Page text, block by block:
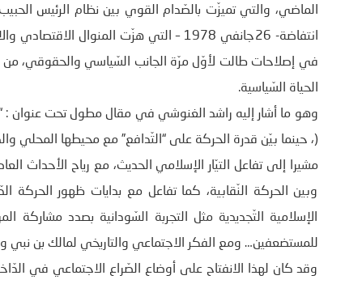
الماضي، والتي تميزّت بالصّدام القوي بين نظام الرئيس
انتفاضة- 26جانفي 1978 – التي هزّت
في إصلاحات طالت لأوّل مرّة الجانب السّياسي والحقوقي، من
الحياة السّياسية.
وهو ما أشار إليه راشد الغنوشي في مقال مطول تحت عنوان :
(، حينما بيّن قدرة الحركة على “التّدافع” مع محيطها المحلي
مشيرا إلى تفاعل التيّار الإسلامي الحديث، مع رياح الأحداث
وبين الحركة النّقابية، كما تفاعل مع بدايات ظهور الحركة
الإسلامية التّجديدية مثل التجربة السّودانية بصدد مشاركة
للمستضعفين… ومع الفكر الاجتماعي والتاريخي لمالك بن
وقد كان لهذا الانفتاح على أوضاع الصّراع الاجتماعي في